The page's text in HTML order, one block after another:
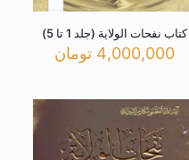
کتاب نفحات الولایة (جلد 1 تا 5)
4,000,000 تومان